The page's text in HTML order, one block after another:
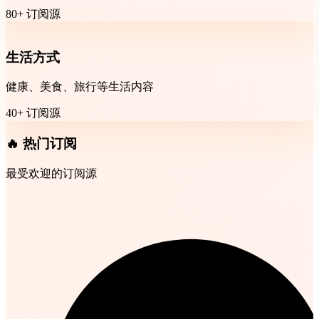
80+ 订阅源
生活方式
健康、美食、旅行等生活内容
40+ 订阅源
🔥 热门订阅
最受欢迎的订阅源